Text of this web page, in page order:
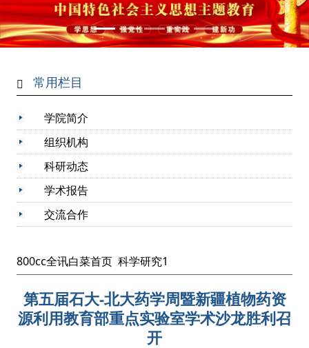
常用栏目
学院简介
组织机构
科研动态
学术报告
交流合作
800cc全讯白菜首页 科学研究1
第五届石大-北大药学周暨新疆植物药资
源利用教育部重点实验室学术沙龙胜利召
开